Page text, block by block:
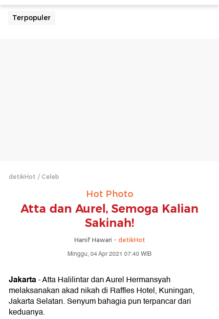
Terpopuler
detikHot Celeb
Hot Photo
Atta dan Aurel, Semoga Kalian
Sakinah!
Hanif Hawari - detikHot
Minggu, 04 Apr 2021 07:40 WIB
Jakarta- Atta Halilintar dan Aurel Hermansyah
melaksanakan akad nikah di Raffles Hotel, Kuningan,
Jakarta Selatan. Senyum bahagia pun terpancar dari
keduanya.